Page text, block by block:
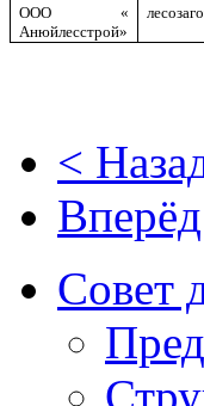
ООО «
Анюйлесстрой»
<
Совет